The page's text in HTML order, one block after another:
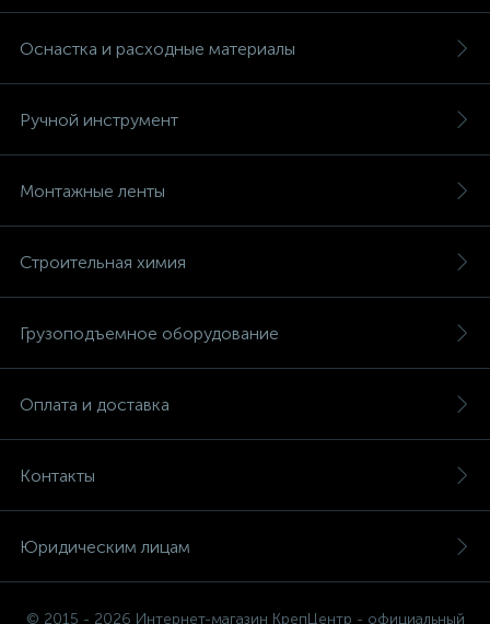
Оснастка и расходные материалы
Ручной инструмент
Монтажные ленты
Строительная химия
Грузоподъемное оборудование
Оплата и доставка
Контакты
Юридическим лицам
© 2015 - 2026 Интернет-магазин КрепЦентр - официальный